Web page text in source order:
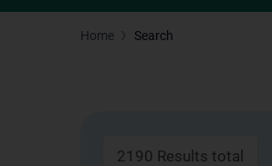
Home Search
2190 Results total